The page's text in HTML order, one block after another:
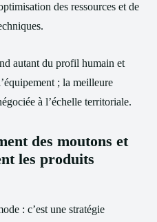
des ressources et de
autant du profil humain et
; la meilleure
à l’échelle territoriale.
des moutons et
les produits
: c’est une stratégie